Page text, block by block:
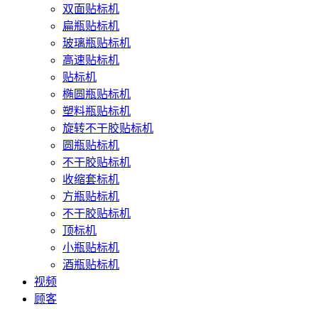
双面贴标机
扁瓶贴标机
玻璃瓶贴标机
高速贴标机
贴标机
椭圆瓶贴标机
塑料瓶贴标机
旋转不干胶贴标机
圆瓶贴标机
不干胶贴标机
收缩套标机
方瓶贴标机
不干胶贴标机
顶标机
小瓶贴标机
酒瓶贴标机
视频
顾客